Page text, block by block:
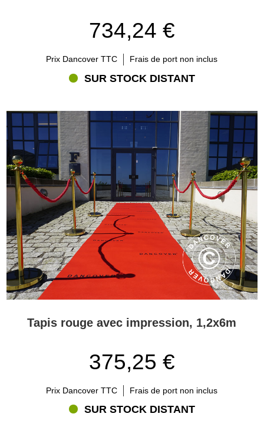
734,24 €
Prix Dancover TTC Frais de port non inclus
SUR STOCK DISTANT
Tapis rouge avec impression, 1,2x6m
375,25 €
Prix Dancover TTC Frais de port non inclus
SUR STOCK DISTANT